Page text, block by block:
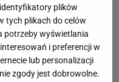
Strategicznych i 2
czerwca i
na przebudowę
został on
plików
tych plikach do celów
potrzeby wyświetlania
i preferencji w
lub personalizacji
zgody jest dobrowolne.